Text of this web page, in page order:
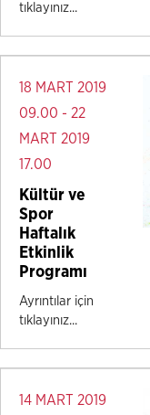
tıklayınız...
18 MART 2019
09.00 - 22
MART 2019
17.00
Kültür ve
Spor
Haftalık
Etkinlik
Programı
Ayrıntılar için
tıklayınız...
14 MART 2019